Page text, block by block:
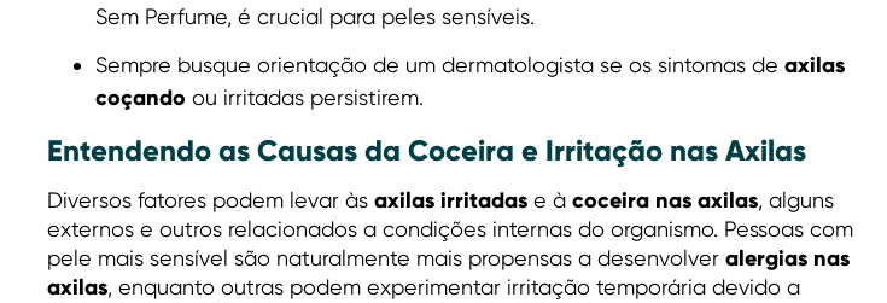
Sem Perfume, é crucial para peles sensíveis.
Sempre busque orientação de um dermatologista se os sintomas de axilas
coçando ou irritadas persistirem.
Entendendo as Causas da Coceira e Irritação nas Axilas
Diversos fatores podem levar às axilas irritadas e à coceira nas axilas, alguns
externos e outros relacionados a condições internas do organismo. Pessoas com
pele mais sensível são naturalmente mais propensas a desenvolver alergias nas
axilas, enquanto outras podem experimentar irritação temporária devido a